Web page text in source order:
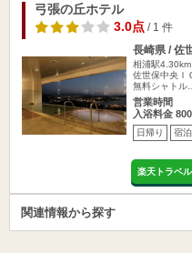
弓張の丘ホテル
3.0点/ 1 件
長崎県 / 佐
相浦駅4.30km
佐世保中央Ｉ
無料シャトル…
営業時間
入浴料金
日帰り 宿泊
楽天トラベ
関連情報から探す